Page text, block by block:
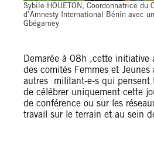
Sybile HOUETON, Coordonnatrice du
d’Amnesty International Bénin avec
Gbégamey
Demarée à 08h ,cette initiative
des comités Femmes et
autres militant-e-s qui pensent
de célébrer uniquement cette
de conférence ou sur les
travail sur le terrain et au sein